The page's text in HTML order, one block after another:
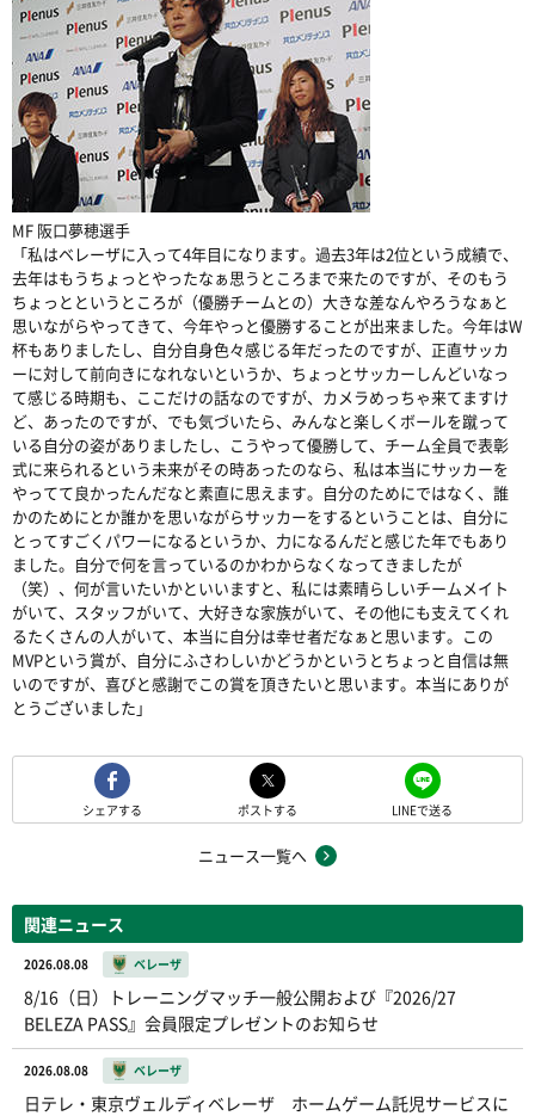
MF 阪口夢穂選手
「私はベレーザに入って4年目になります。過去3年は2位という成績で、
去年はもうちょっとやったなぁ思うところまで来たのですが、そのもう
ちょっとというところが（優勝チームとの）大きな差なんやろうなぁと
思いながらやってきて、今年やっと優勝することが出来ました。今年はW
杯もありましたし、自分自身色々感じる年だったのですが、正直サッカ
ーに対して前向きになれないというか、ちょっとサッカーしんどいなっ
て感じる時期も、ここだけの話なのですが、カメラめっちゃ来てますけ
ど、あったのですが、でも気づいたら、みんなと楽しくボールを蹴って
いる自分の姿がありましたし、こうやって優勝して、チーム全員で表彰
式に来られるという未来がその時あったのなら、私は本当にサッカーを
やってて良かったんだなと素直に思えます。自分のためにではなく、誰
かのためにとか誰かを思いながらサッカーをするということは、自分に
とってすごくパワーになるというか、力になるんだと感じた年でもあり
ました。自分で何を言っているのかわからなくなってきましたが
（笑）、何が言いたいかといいますと、私には素晴らしいチームメイト
がいて、スタッフがいて、大好きな家族がいて、その他にも支えてくれ
るたくさんの人がいて、本当に自分は幸せ者だなぁと思います。この
MVPという賞が、自分にふさわしいかどうかというとちょっと自信は無
いのですが、喜びと感謝でこの賞を頂きたいと思います。本当にありが
とうございました」
シェアする ポストする LINEで送る
ニュース一覧へ
関連ニュース
2026.08.08 ベレーザ
8/16（日）トレーニングマッチ一般公開および『2026/27
BELEZA PASS』会員限定プレゼントのお知らせ
2026.08.08 ベレーザ
日テレ・東京ヴェルディベレーザ ホームゲーム託児サービスに